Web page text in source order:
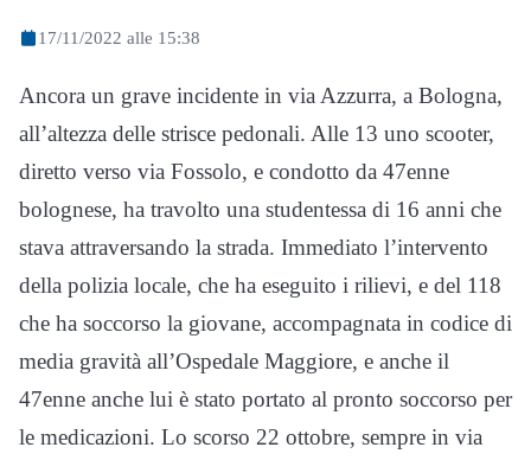
17/11/2022 alle 15:38
Ancora un grave incidente in via Azzurra, a Bologna,
all’altezza delle strisce pedonali. Alle 13 uno scooter,
diretto verso via Fossolo, e condotto da 47enne
bolognese, ha travolto una studentessa di 16 anni che
stava attraversando la strada. Immediato l’intervento
della polizia locale, che ha eseguito i rilievi, e del 118
che ha soccorso la giovane, accompagnata in codice di
media gravità all’Ospedale Maggiore, e anche il
47enne anche lui è stato portato al pronto soccorso per
le medicazioni. Lo scorso 22 ottobre, sempre in via